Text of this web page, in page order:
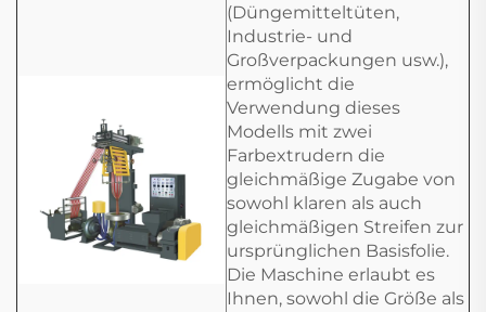
(Düngemitteltüten,
Industrie- und
Großverpackungen usw.),
ermöglicht die
Verwendung dieses
Modells mit zwei
Farbextrudern die
gleichmäßige Zugabe von
sowohl klaren als auch
gleichmäßigen Streifen zur
ursprünglichen Basisfolie.
Die Maschine erlaubt es
Ihnen, sowohl die Größe als